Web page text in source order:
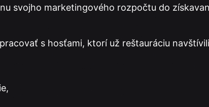
svojho marketingového rozpočtu do
s hosťami, ktorí už reštauráciu